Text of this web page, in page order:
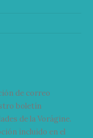
de correo
boletín
de la Vorágine.
incluido en el